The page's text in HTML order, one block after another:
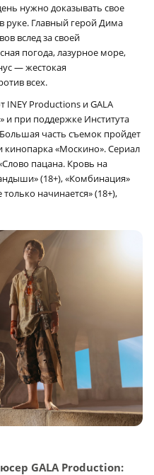
нужно доказывать свое
руке. Главный герой Дима
вслед за своей
погода, лазурное море,
— жестокая
всех.
INEY Productions и GALA
и при поддержке Института
часть съемок пройдет
кинопарка «Москино». Сериал
пацана. Кровь на
(18+), «Комбинация»
начинается» (18+),
GALA Production: